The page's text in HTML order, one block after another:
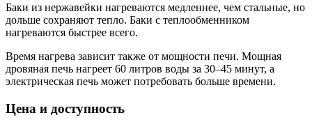
Баки из нержавейки нагреваются медленнее, чем стальные, но
дольше сохраняют тепло. Баки с теплообменником
нагреваются быстрее всего.
Время нагрева зависит также от мощности печи. Мощная
дровяная печь нагреет 60 литров воды за 30–45 минут, а
электрическая печь может потребовать больше времени.
Цена и доступность